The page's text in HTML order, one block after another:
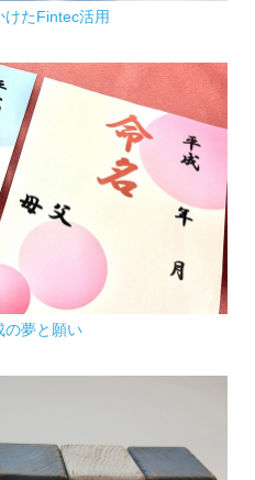
たFintec活用
の夢と願い